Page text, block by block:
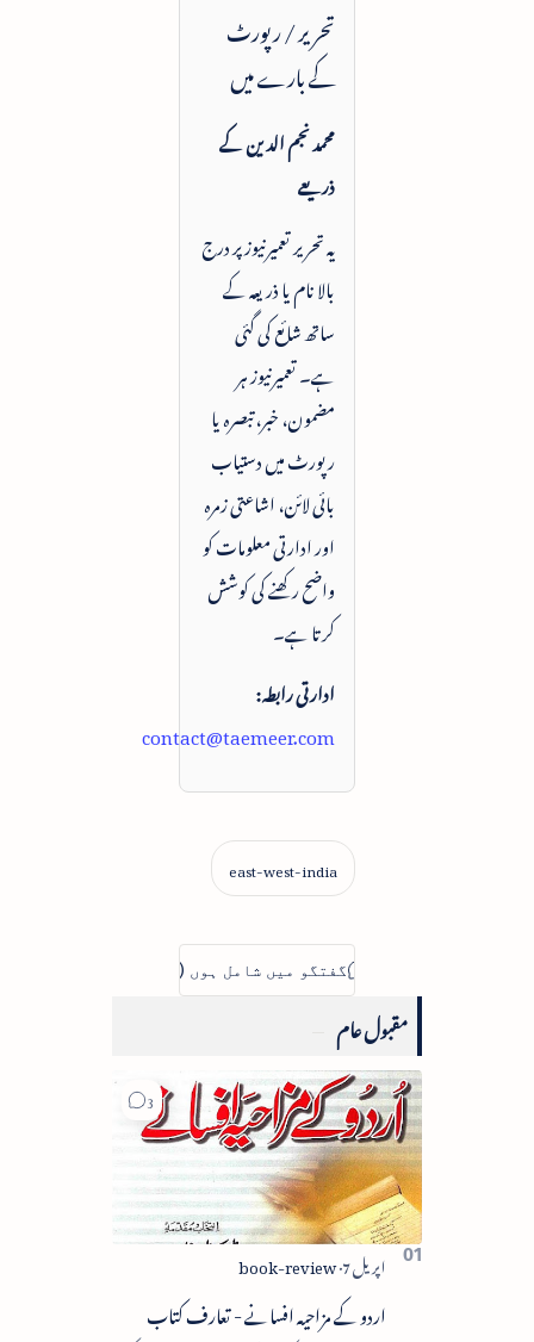
تحریر / رپورٹ
کے بارے میں
محمد نجم الدین کے
ذریعے
یہ تحریر تعمیرنیوز پر درج
بالا نام یا ذریعہ کے
ساتھ شائع کی گئی
ہے۔ تعمیرنیوز ہر
مضمون، خبر، تبصرہ یا
رپورٹ میں دستیاب
بائی لائن، اشاعتی زمرہ
اور ادارتی معلومات کو
واضح رکھنے کی کوشش
کرتا ہے۔
ادارتی رابطہ:
contact@taemeer.com
مقبول عام
اردو کے مزاحیہ افسانے - تعارف کتاب